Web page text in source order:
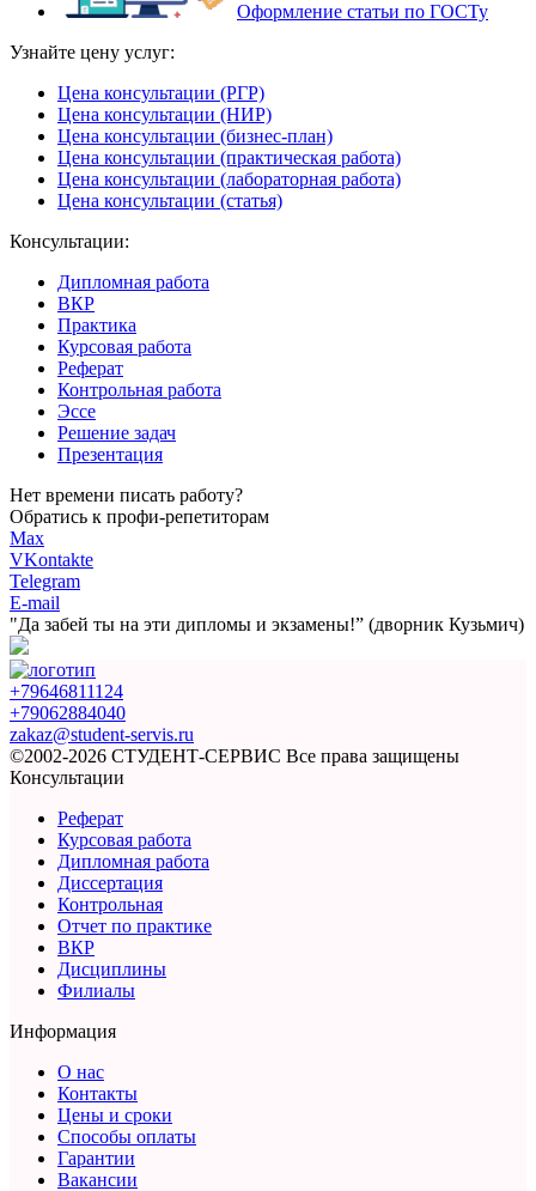
Оформление статьи по ГОСТу
Узнайте цену услуг:
Цена консультации (РГР)
Цена консультации (НИР)
Цена консультации (бизнес-план)
Цена консультации (практическая работа)
Цена консультации (лабораторная работа)
Цена консультации (статья)
Консультации:
Дипломная работа
ВКР
Практика
Курсовая работа
Реферат
Контрольная работа
Эссе
Решение задач
Презентация
Нет времени писать работу?
Обратись к профи-репетиторам
Max
VKontakte
Telegram
E-mail
"Да забей ты на эти дипломы и экзамены!” (дворник Кузьмич)
+79646811124
+79062884040
zakaz@student-servis.ru
©2002-2026 СТУДЕНТ-СЕРВИС Все права защищены
Консультации
Реферат
Курсовая работа
Дипломная работа
Диссертация
Контрольная
Отчет по практике
ВКР
Дисциплины
Филиалы
Информация
О нас
Контакты
Цены и сроки
Способы оплаты
Гарантии
Вакансии